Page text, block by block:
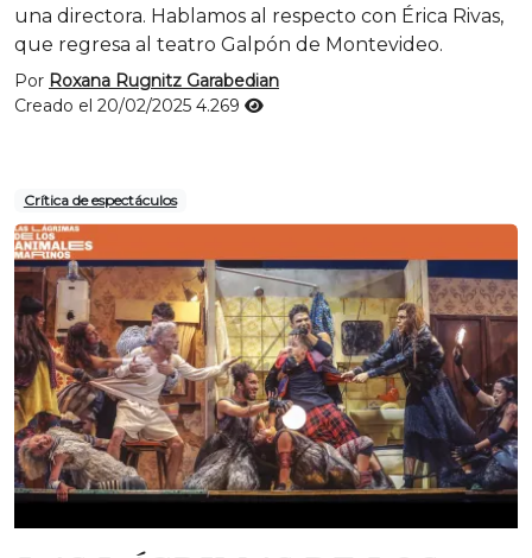
una directora. Hablamos al respecto con Érica Rivas,
que regresa al teatro Galpón de Montevideo.
Por Roxana Rugnitz Garabedian
Creado el 20/02/2025 4.269
Crítica de espectáculos